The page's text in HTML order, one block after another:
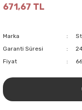
671,67 TL
Marka
Garanti Süresi
Fiyat